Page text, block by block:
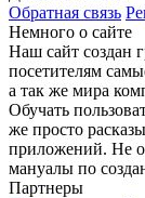
Обратная связь
Немного о сайте
Наш сайт создан
посетителям
а так же мира
Обучать
же просто
приложений. Не
мануалы по
Партнеры